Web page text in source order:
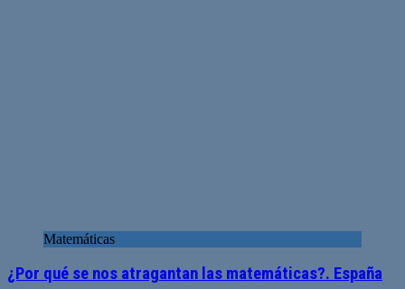
Matemáticas
¿Por qué se nos atragantan las matemáticas?. España